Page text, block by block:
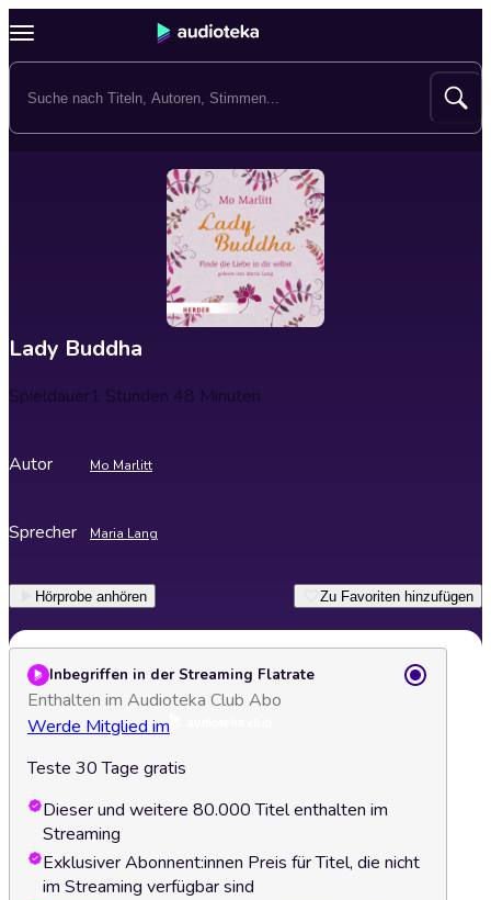
Lady Buddha
Spieldauer1 Stunden 48 Minuten
Autor Mo Marlitt
Sprecher Maria Lang
Hörprobe anhören Zu Favoriten hinzufügen
Inbegriffen in der Streaming Flatrate
Enthalten im Audioteka Club Abo
Werde Mitglied im
Teste 30 Tage gratis
Dieser und weitere 80.000 Titel enthalten im
Streaming
Exklusiver Abonnent:innen Preis für Titel, die nicht
im Streaming verfügbar sind